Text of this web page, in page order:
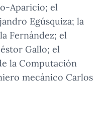
Aparicio; el
Egúsquiza; la
Fernández; el
Gallo; el
la Computación
mecánico Carlos